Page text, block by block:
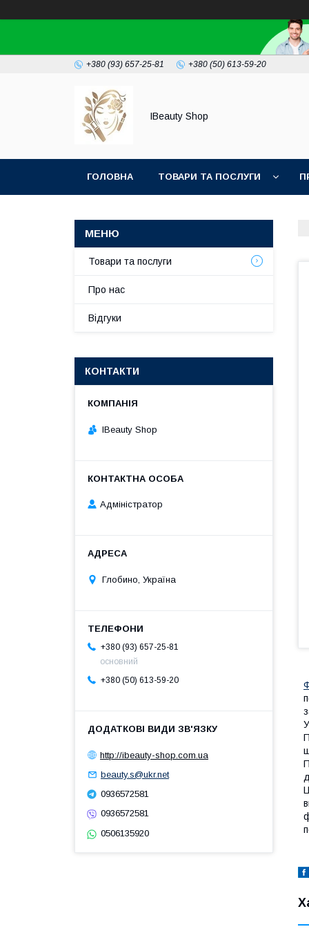
+380 (93) 657-25-81 +380 (50) 613-59-20
IBeauty Shop
ГОЛОВНА ТОВАРИ ТА ПОСЛУГИ
Товари та послуги
Про нас
Відгуки
КОНТАКТИ
IBeauty Shop
Адміністратор
Глобино, Україна
+380 (93) 657-25-81
основний
+380 (50) 613-59-20
http://ibeauty-shop.com.ua
beauty.s@ukr.net
0936572581
0936572581
0506135920